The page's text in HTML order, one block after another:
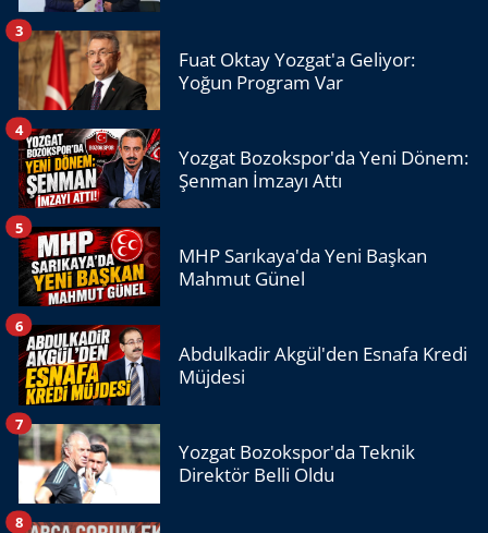
Fuat Oktay Yozgat'a Geliyor:
Yoğun Program Var
3
Yozgat Bozokspor'da Yeni Dönem:
Şenman İmzayı Attı
4
MHP Sarıkaya'da Yeni Başkan
Mahmut Günel
5
Abdulkadir Akgül'den Esnafa Kredi
Müjdesi
6
Yozgat Bozokspor'da Teknik
Direktör Belli Oldu
7
8